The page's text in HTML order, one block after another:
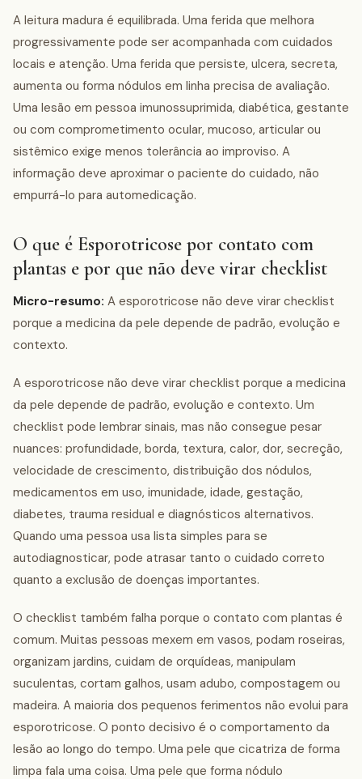
A leitura madura é equilibrada. Uma ferida que melhora
progressivamente pode ser acompanhada com cuidados
locais e atenção. Uma ferida que persiste, ulcera, secreta,
aumenta ou forma nódulos em linha precisa de avaliação.
Uma lesão em pessoa imunossuprimida, diabética, gestante
ou com comprometimento ocular, mucoso, articular ou
sistêmico exige menos tolerância ao improviso. A
informação deve aproximar o paciente do cuidado, não
empurrá-lo para automedicação.
O que é Esporotricose por contato com
plantas e por que não deve virar checklist
Micro-resumo: A esporotricose não deve virar checklist
porque a medicina da pele depende de padrão, evolução e
contexto.
A esporotricose não deve virar checklist porque a medicina
da pele depende de padrão, evolução e contexto. Um
checklist pode lembrar sinais, mas não consegue pesar
nuances: profundidade, borda, textura, calor, dor, secreção,
velocidade de crescimento, distribuição dos nódulos,
medicamentos em uso, imunidade, idade, gestação,
diabetes, trauma residual e diagnósticos alternativos.
Quando uma pessoa usa lista simples para se
autodiagnosticar, pode atrasar tanto o cuidado correto
quanto a exclusão de doenças importantes.
O checklist também falha porque o contato com plantas é
comum. Muitas pessoas mexem em vasos, podam roseiras,
organizam jardins, cuidam de orquídeas, manipulam
suculentas, cortam galhos, usam adubo, compostagem ou
madeira. A maioria dos pequenos ferimentos não evolui para
esporotricose. O ponto decisivo é o comportamento da
lesão ao longo do tempo. Uma pele que cicatriza de forma
limpa fala uma coisa. Uma pele que forma nódulo